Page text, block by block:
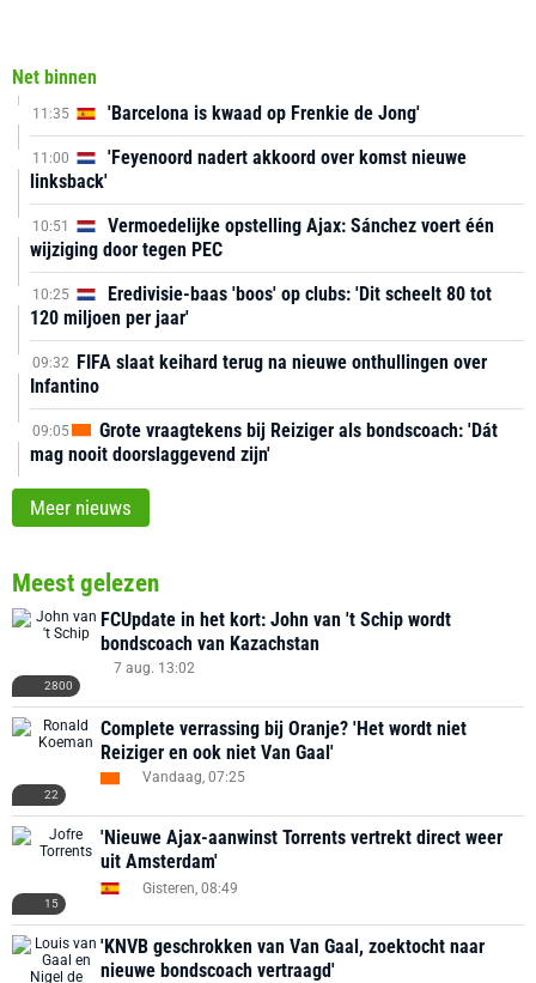
Net binnen
11:35 'Barcelona is kwaad op Frenkie de Jong'
11:00
'Feyenoord nadert akkoord over komst nieuwe
linksback'
10:51
Vermoedelijke opstelling Ajax: Sánchez voert één
wijziging door tegen PEC
10:25
Eredivisie-baas 'boos' op clubs: 'Dit scheelt 80 tot
120 miljoen per jaar'
09:32 FIFA slaat keihard terug na nieuwe onthullingen over
Infantino
09:05
Grote vraagtekens bij Reiziger als bondscoach: 'Dát
mag nooit doorslaggevend zijn'
Meer nieuws
Meest gelezen
2800
FCUpdate in het kort: John van 't Schip wordt
bondscoach van Kazachstan
7 aug. 13:02
22
Complete verrassing bij Oranje? 'Het wordt niet
Reiziger en ook niet Van Gaal'
Vandaag, 07:25
15
'Nieuwe Ajax-aanwinst Torrents vertrekt direct weer
uit Amsterdam'
Gisteren, 08:49
'KNVB geschrokken van Van Gaal, zoektocht naar
nieuwe bondscoach vertraagd'